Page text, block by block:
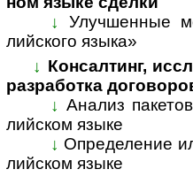
↓
Улучшенные
лийс­кого языка»
↓ Консалтинг,
раз­ра­ботка
↓ Анализ
лий­ском языке
↓ Определение
лий­ском языке